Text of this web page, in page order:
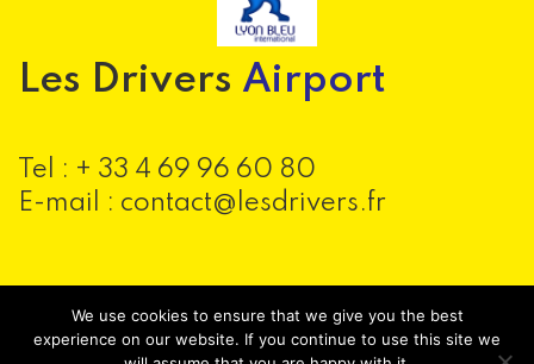
Les Drivers Airport
Tel : + 33 4 69 96 60 80
E-mail : contact@lesdrivers.fr
We use cookies to ensure that we give you the best
experience on our website. If you continue to use this site we